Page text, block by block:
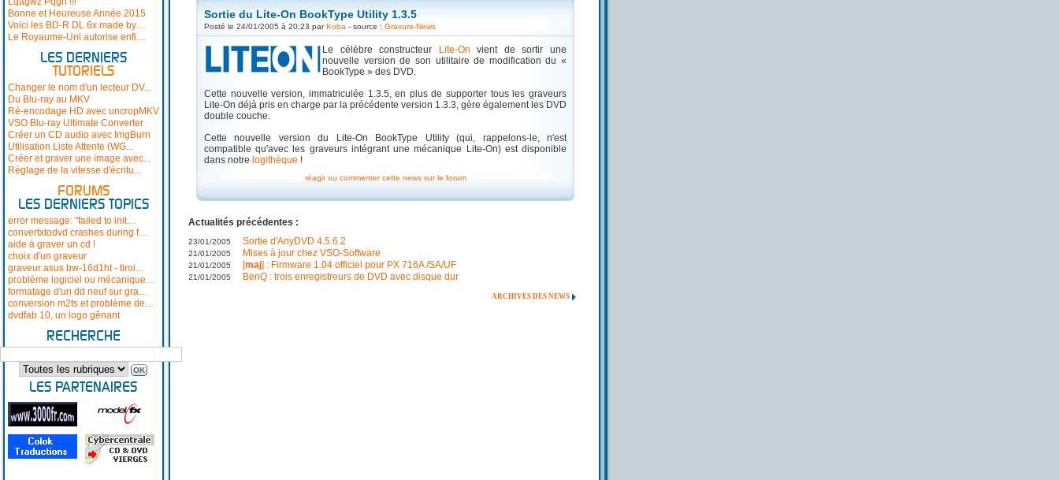
Bonne et Heureuse Année 2015
Voici les BD-R DL 6x made by…
Le Royaume-Uni autorise enfi…
LES DERNIERS
TUTORIELS
Changer le nom d'un lecteur DV...
Du Blu-ray au MKV
Ré-encodage HD avec uncropMKV
VSO Blu-ray Ultimate Converter
Créer un CD audio avec ImgBurn
Utilisation Liste Attente (WG...
Créer et graver une image avec...
Réglage de la vitesse d'écritu...
FORUMS
LES DERNIERS TOPICS
error message: "failed to init…
convertxtodvd crashes during f…
aide à graver un cd !
choix d'un graveur
graveur asus bw-16d1ht - tiroi…
problème logiciel ou mécanique…
formatage d'un dd neuf sur gra…
conversion m2ts et problème de…
dvdfab 10, un logo gênant
RECHERCHE
LES PARTENAIRES
Sortie du Lite-On BookType Utility 1.3.5
Posté le 24/01/2005 à 20:23 parKoba - source : Gravure-News
Le célèbre constructeur Lite-On vient de sortir une
nouvelle version de son utilitaire de modification du «
BookType » des DVD.
Cette nouvelle version, immatriculée 1.3.5, en plus de supporter tous les graveurs
Lite-On déjà pris en charge par la précédente version 1.3.3, gère également les DVD
double couche.
Cette nouvelle version du Lite-On BookType Utility (qui, rappelons-le, n'est
compatible qu'avec les graveurs intégrant une mécanique Lite-On) est disponible
dans notre logithèque !
réagir ou commenter cette news sur le forum
Actualités précédentes :
23/01/2005 Sortie d'AnyDVD 4.5.6.2
21/01/2005 Mises à jour chez VSO-Software
21/01/2005 [maj] : Firmware 1.04 officiel pour PX 716A /SA/UF
21/01/2005 BenQ : trois enregistreurs de DVD avec disque dur
ARCHIVES DES NEWS